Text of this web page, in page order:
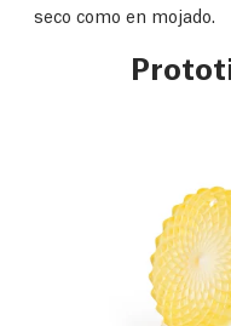
seco como en mojado.